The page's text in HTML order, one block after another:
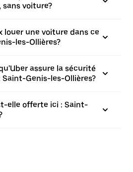
sans voiture?
louer une voiture dans ce
les-Ollières?
assure la sécurité
Saint-Genis-les-Ollières?
elle offerte ici : Saint-